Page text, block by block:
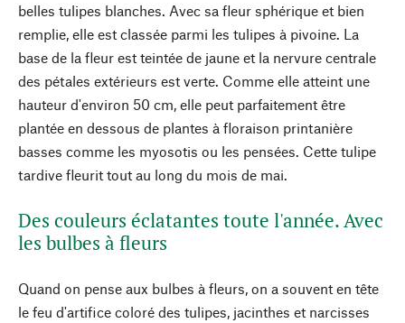
belles tulipes blanches. Avec sa fleur sphérique et bien
remplie, elle est classée parmi les tulipes à pivoine. La
base de la fleur est teintée de jaune et la nervure centrale
des pétales extérieurs est verte. Comme elle atteint une
hauteur d'environ 50 cm, elle peut parfaitement être
plantée en dessous de plantes à floraison printanière
basses comme les myosotis ou les pensées. Cette tulipe
tardive fleurit tout au long du mois de mai.
Des couleurs éclatantes toute l'année. Avec
les bulbes à fleurs
Quand on pense aux bulbes à fleurs, on a souvent en tête
le feu d'artifice coloré des tulipes, jacinthes et narcisses